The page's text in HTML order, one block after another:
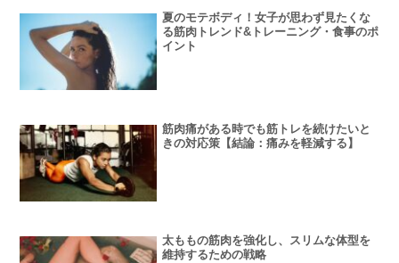
夏のモテボディ！女子が思わず見たくな
る筋肉トレンド&トレーニング・食事のポ
イント
筋肉痛がある時でも筋トレを続けたいと
きの対応策【結論：痛みを軽減する】
太ももの筋肉を強化し、スリムな体型を
維持するための戦略